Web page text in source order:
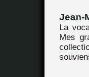
Jean-
La
Mes